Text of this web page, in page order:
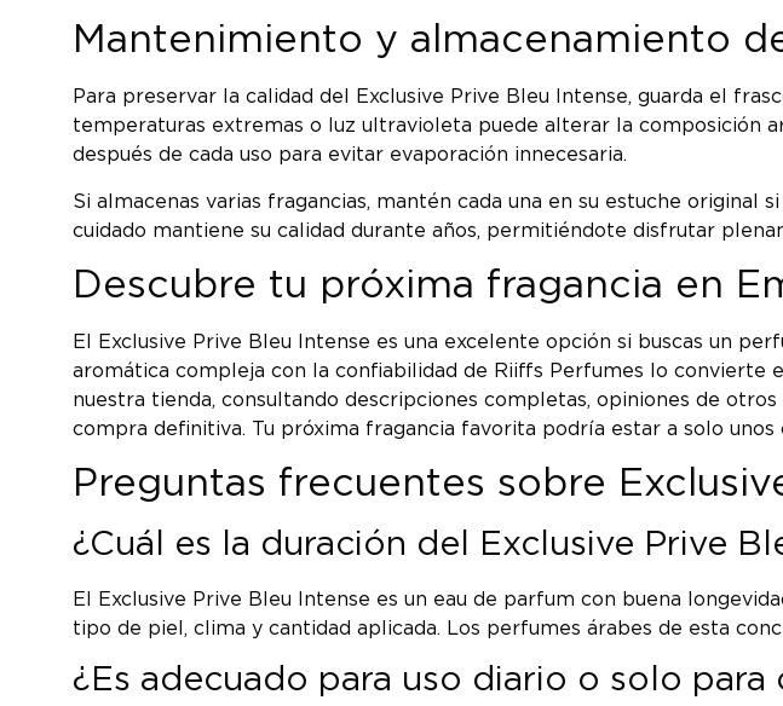
Mantenimiento y almacenamiento
Para preservar la calidad del Exclusive Prive Bleu Intense, guarda el
temperaturas extremas o luz ultravioleta puede alterar la composición
después de cada uso para evitar evaporación innecesaria.
Si almacenas varias fragancias, mantén cada una en su estuche
cuidado mantiene su calidad durante años, permitiéndote disfrutar
Descubre tu próxima fragancia en
El Exclusive Prive Bleu Intense es una excelente opción si buscas un
aromática compleja con la confiabilidad de Riiffs Perfumes lo convierte
nuestra tienda, consultando descripciones completas, opiniones de
compra definitiva. Tu próxima fragancia favorita podría estar a solo unos
Preguntas frecuentes sobre
¿Cuál es la duración del Exclusive Prive
El Exclusive Prive Bleu Intense es un eau de parfum con buena
tipo de piel, clima y cantidad aplicada. Los perfumes árabes de esta
¿Es adecuado para uso diario o solo para